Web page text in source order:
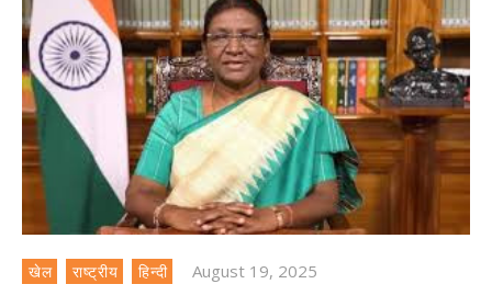
खेल राष्ट्रीय हिन्दी August 19, 2025